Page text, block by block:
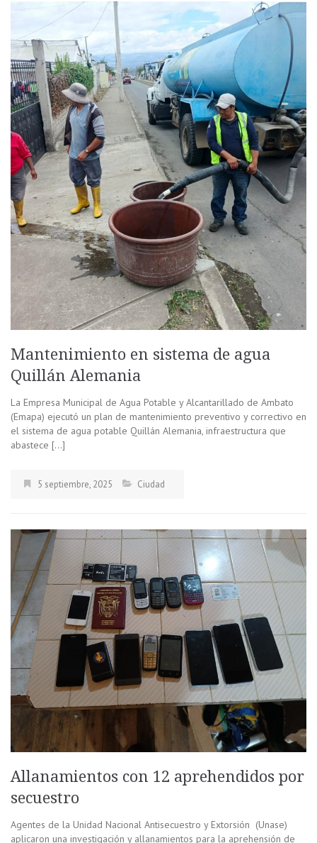
Mantenimiento en sistema de agua
Quillán Alemania
La Empresa Municipal de Agua Potable y Alcantarillado de Ambato
(Emapa) ejecutó un plan de mantenimiento preventivo y correctivo en
el sistema de agua potable Quillán Alemania, infraestructura que
abastece […]
5 septiembre, 2025 Ciudad
Allanamientos con 12 aprehendidos por
secuestro
Agentes de la Unidad Nacional Antisecuestro y Extorsión (Unase)
aplicaron una investigación y allanamientos para la aprehensión de